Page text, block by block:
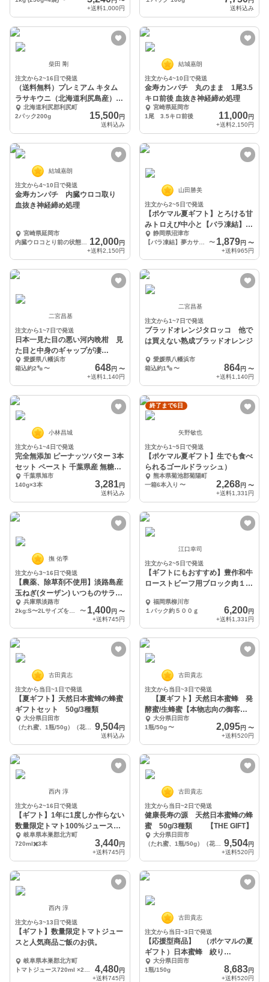
+送料1,000円
送料込み
柴田 剛
注文から2~16日で発送
（送料無料）プレミアム キタム
ラサキウニ（北海道利尻島産）2
パック200g
北海道利尻郡利尻町
2パック200g
15,500円
送料込み
結城嘉朗
注文から4~10日で発送
金寿カンパチ 丸のまま 1尾3.5
キロ前後 血抜き神経締め処理
宮崎県延岡市
1尾 3.5キロ前後
11,000円
+送料2,150円
結城嘉朗
注文から4~10日で発送
金寿カンパチ 内臓ウロコ取り
血抜き神経締め処理
宮崎県延岡市
12,000円
+送料2,150円
山田勝美
注文から2~5日で発送
【ポケマル夏ギフト】とろける甘
みトロえび中小と【バラ凍結】夢
カサゴセット
静岡県沼津市
【バラ凍結】夢カサゴ1×トロえび中小1
〜 1,879円 〜
+送料965円
二宮昌基
注文から1~7日で発送
日本一見た目の悪い河内晩柑 見
た目と中身のギャップが凄
い お得な価格
愛媛県八幡浜市
箱込約2㌔〜 648円 〜
+送料1,140円
二宮昌基
注文から1~7日で発送
ブラッドオレンジタロッコ 他で
は買えない熟成ブラッドオレンジ
愛媛県八幡浜市
箱込約1㌔ 〜 864円 〜
+送料1,140円
小林昌城
注文から1~4日で発送
完全無添加 ピーナッツバター 3本
セット ペースト 千葉県産 無糖
ギフト
千葉県旭市
140g×3本
3,281円
送料込み
終了まで6日
矢野敏也
注文から1~5日で発送
【ポケマル夏ギフト】生でも食べ
られるゴールドラッシュ）
熊本県菊池郡菊陽町
一箱6本入り 〜 2,268円 〜
+送料1,331円
撫 佑季
注文から3~16日で発送
【農薬、除草剤不使用】淡路島産
玉ねぎ(ターザン) いつものサラダ
をアップグレード
兵庫県淡路市
〜 1,400円 〜
+送料745円
江口幸司
注文から2~5日で発送
【ギフトにもおすすめ】豊作和牛
ローストビーフ用ブロック肉１パ
福岡県柳川市
１パック約５００ｇ
6,200円
+送料1,331円
古田貴志
注文から当日~1日で発送
【夏ギフト】天然日本蜜蜂の蜂蜜
ギフトセット 50g/3種類
大分県日田市
9,504円
送料込み
古田貴志
注文から当日~3日で発送
【夏ギフト】天然日本蜜蜂 発
酵蜜/生蜂蜜【本物志向の御客様
へ】100g
大分県日田市
1瓶/50g 〜 2,095円 〜
+送料520円
西内 淳
注文から2~16日で発送
【ギフト】1年に1度しか作らない
数量限定トマト100%ジュース3
本。岐阜県本巣郡北方町
720ml✖️3本
3,440円
+送料745円
古田貴志
注文から当日~2日で発送
健康長寿の源 天然日本蜜蜂の蜂
蜜 50g/3種類 【THE GIFT】
大分県日田市
（たれ蜜、1瓶/50g）（花粉蜜、1瓶/50g）（ 発酵蜜、1/50g） 計150g
9,504円
+送料520円
西内 淳
注文から3~13日で発送
【ギフト】数量限定トマトジュー
スと人気商品ご飯のお供。
岐阜県本巣郡北方町
4,480円
+送料745円
古田貴志
注文から当日~3日で発送
【応援型商品】 （ポケマルの夏
ギフト）日本蜜蜂 絞り
蜜 【医者いらず】
大分県日田市
1瓶/150g
8,683円
+送料520円